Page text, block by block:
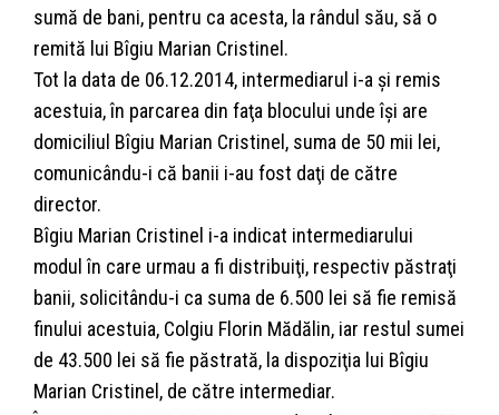
sumă de bani, pentru ca acesta, la rândul său, să o
remită lui Bîgiu Marian Cristinel.
Tot la data de 06.12.2014, intermediarul i-a şi remis
acestuia, în parcarea din faţa blocului unde îşi are
domiciliul Bîgiu Marian Cristinel, suma de 50 mii lei,
comunicându-i că banii i-au fost daţi de către
director.
Bîgiu Marian Cristinel i-a indicat intermediarului
modul în care urmau a fi distribuiţi, respectiv păstraţi
banii, solicitându-i ca suma de 6.500 lei să fie remisă
finului acestuia, Colgiu Florin Mădălin, iar restul sumei
de 43.500 lei să fie păstrată, la dispoziţia lui Bîgiu
Marian Cristinel, de către intermediar.